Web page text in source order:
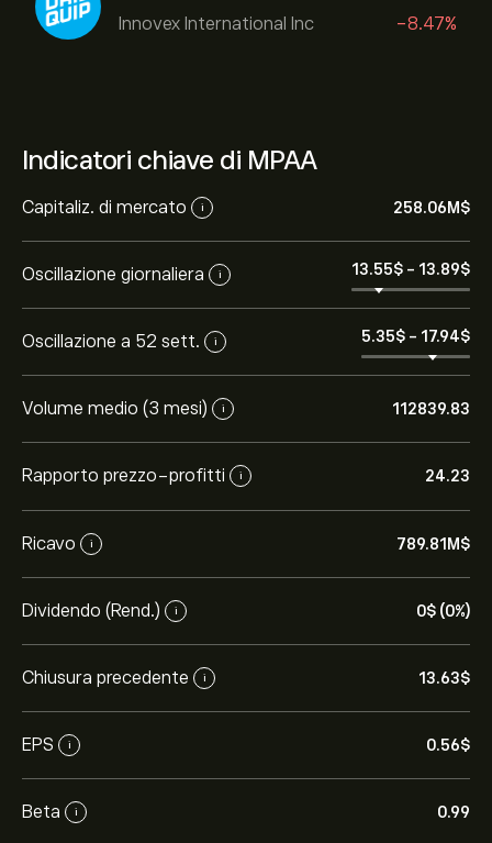
Innovex International Inc
-8.47%
Indicatori chiave di MPAA
Capitaliz. di mercato i 258.06M‎$‎
Oscillazione giornaliera i 13.55‎$‎ - 13.89‎$‎
Oscillazione a 52 sett. i 5.35‎$‎ - 17.94‎$‎
Volume medio (3 mesi) i 112839.83
Rapporto prezzo-profitti i 24.23
Ricavo i 789.81M‎$‎
Dividendo (Rend.) i 0‎$‎ (0%)
Chiusura precedente i 13.63‎$‎
EPS i 0.56‎$‎
Beta i 0.99